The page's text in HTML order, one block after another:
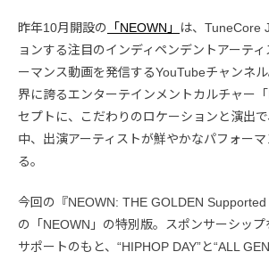
昨年10月開設の 「NEOWN」
は、TuneCore
ョンする注目のインディペンデントアーテ
ーマンス動画を発信するYouTubeチャンネ
界に誇るエンターテインメントカルチャー
セプトに、こだわりのロケーションと演出で
中、出演アーティストが鮮やかなパフォー
る。
今回の『NEOWN: THE GOLDEN
の「NEOWN」の特別版。スポンサーシップ
サポートのもと、“HIPHOP DAY”と“ALL